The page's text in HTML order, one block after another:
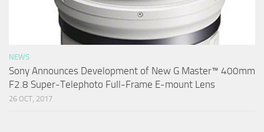
NEWS
Sony Announces Development of New G Master™ 400mm
F2.8 Super-Telephoto Full-Frame E-mount Lens
26 OCT, 2017